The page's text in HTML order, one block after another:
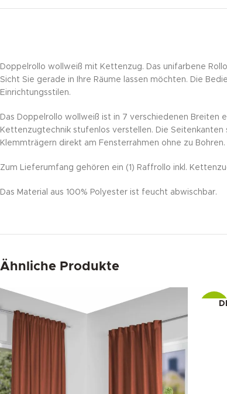
Doppelrollo wollweiß mit Kettenzug. Das unifarbene
Sicht Sie gerade in Ihre Räume lassen möchten. Die
Einrichtungsstilen.
Das Doppelrollo wollweiß ist in 7 verschiedenen
Kettenzugtechnik stufenlos verstellen. Die
Klemmträgern direkt am Fensterrahmen ohne zu Bohren.
Zum Lieferumfang gehören ein (1) Raffrollo inkl.
Das Material aus 100% Polyester ist feucht abwischbar.
Ähnliche Produkte
-10%